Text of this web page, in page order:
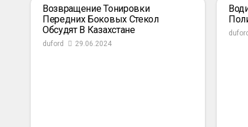
Возвращение Тонировки
Передних Боковых Стекол
Обсудят В Казахстане
duford 29.06.2024
duford